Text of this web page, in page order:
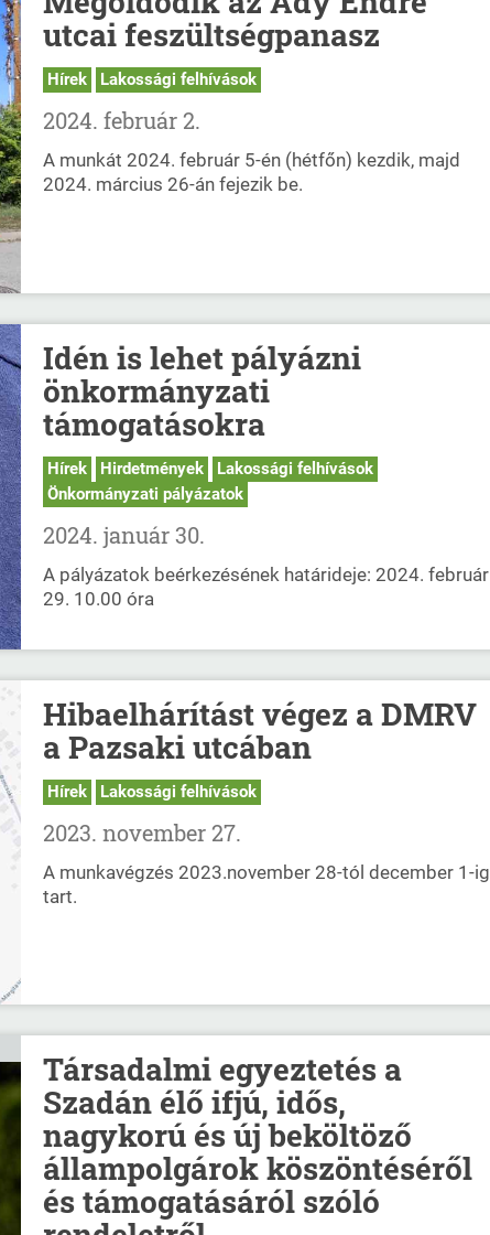
utcai feszültségpanasz
Hírek Lakossági felhívások
2024. február 2.
A munkát 2024. február 5-én (hétfőn) kezdik, majd
2024. március 26-án fejezik be.
Idén is lehet pályázni
önkormányzati
támogatásokra
Hírek Hirdetmények
Lakossági felhívások
Önkormányzati pályázatok
2024. január 30.
A pályázatok beérkezésének határideje: 2024. február
29. 10.00 óra
Hibaelhárítást végez a DMRV
a Pazsaki utcában
Hírek Lakossági felhívások
2023. november 27.
A munkavégzés 2023.november 28-tól december 1-ig
tart.
Társadalmi egyeztetés a
Szadán élő ifjú, idős,
nagykorú és új beköltöző
állampolgárok köszöntéséről
és támogatásáról szóló